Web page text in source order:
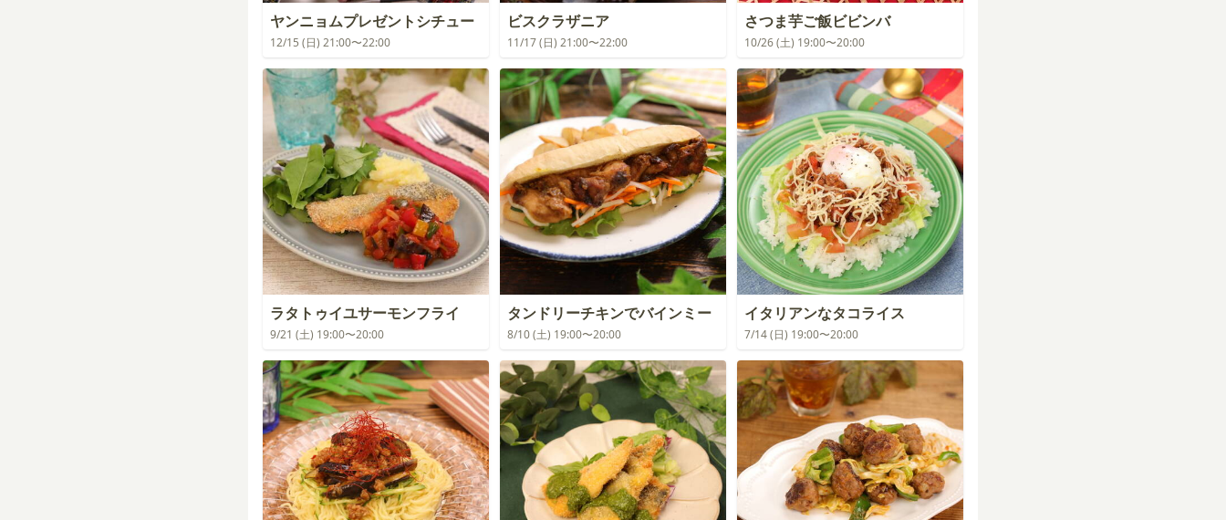
ヤンニョムプレゼントシチュー
12/15 (日) 21:00〜22:00
ビスクラザニア
11/17 (日) 21:00〜22:00
さつま芋ご飯ビビンバ
10/26 (土) 19:00〜20:00
ラタトゥイユサーモンフライ
9/21 (土) 19:00〜20:00
タンドリーチキンでバインミー
8/10 (土) 19:00〜20:00
イタリアンなタコライス
7/14 (日) 19:00〜20:00